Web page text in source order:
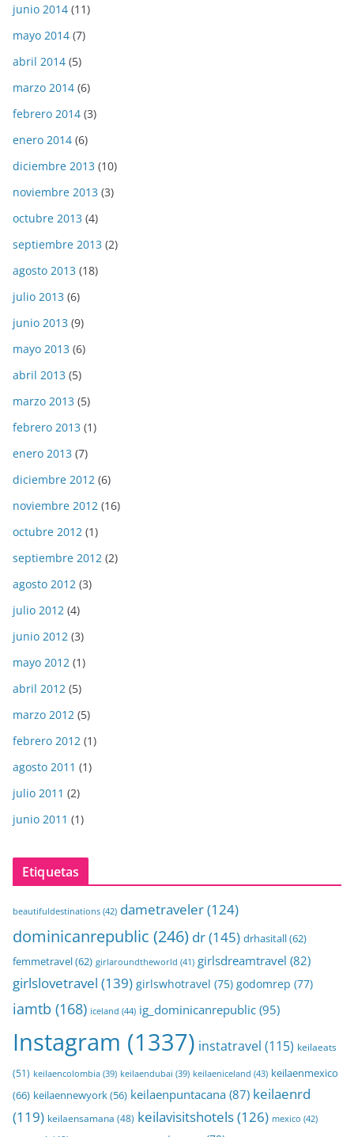
junio 2014 (11)
mayo 2014 (7)
abril 2014 (5)
marzo 2014 (6)
febrero 2014 (3)
enero 2014 (6)
diciembre 2013 (10)
noviembre 2013 (3)
octubre 2013 (4)
septiembre 2013 (2)
agosto 2013 (18)
julio 2013 (6)
junio 2013 (9)
mayo 2013 (6)
abril 2013 (5)
marzo 2013 (5)
febrero 2013 (1)
enero 2013 (7)
diciembre 2012 (6)
noviembre 2012 (16)
octubre 2012 (1)
septiembre 2012 (2)
agosto 2012 (3)
julio 2012 (4)
junio 2012 (3)
mayo 2012 (1)
abril 2012 (5)
marzo 2012 (5)
febrero 2012 (1)
agosto 2011 (1)
julio 2011 (2)
junio 2011 (1)
Etiquetas
beautifuldestinations (42) dametraveler(124)
dominicanrepublic (246) dr(145) drhasitall(62)
femmetravel(62) girlaroundtheworld (41) girlsdreamtravel (82)
girlslovetravel (139) girlswhotravel (75) godomrep (77)
iamtb (168) iceland (44) ig_dominicanrepublic (95)
Instagram (1337) instatravel (115) keilaeats
(51) keilaencolombia (39) keilaendubai (39) keilaeniceland (43) keilaenmexico
(66) keilaennewyork(56) keilaenpuntacana (87) keilaenrd
(119) keilaensamana (48) keilavisitshotels(126) mexico (42)